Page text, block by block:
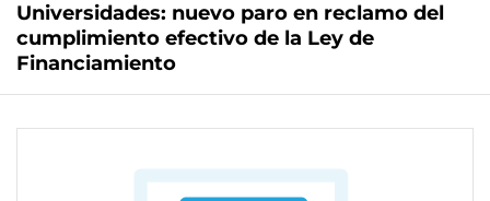
Universidades: nuevo paro en reclamo del
cumplimiento efectivo de la Ley de
Financiamiento